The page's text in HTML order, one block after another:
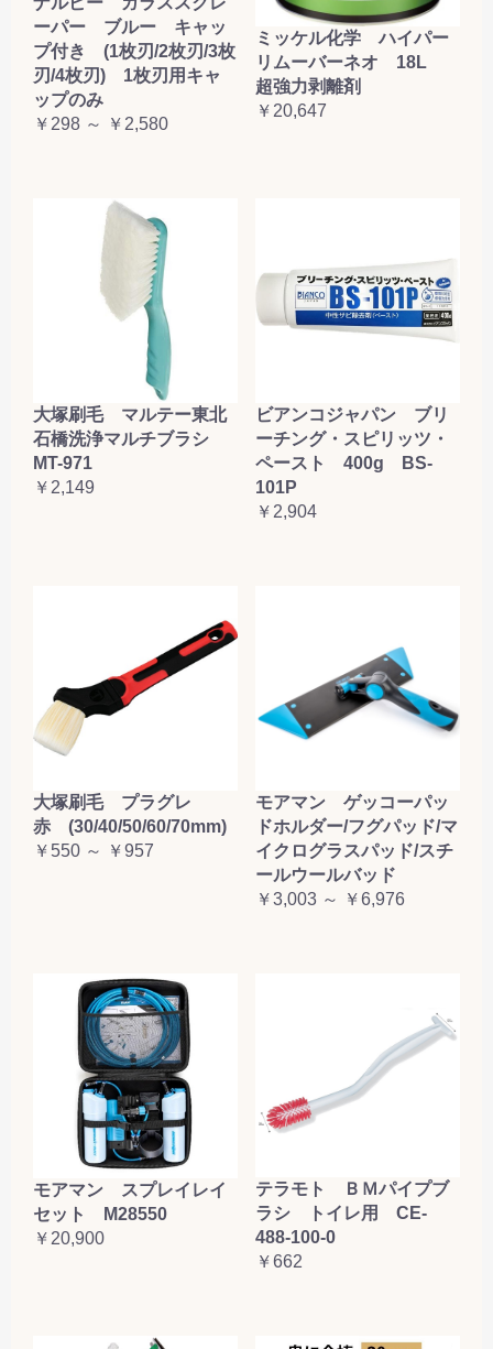
ーパー ブルー キャッ
プ付き (1枚刃/2枚刃/3枚
刃/4枚刃) 1枚刃用キャ
ップのみ
￥298 ～ ￥2,580
ミッケル化学 ハイパー
リムーバーネオ 18L
超強力剥離剤
￥20,647
大塚刷毛 マルテー東北
石橋洗浄マルチブラシ
MT-971
￥2,149
ビアンコジャパン ブリ
ーチング・スピリッツ・
ペースト 400g BS-
101P
￥2,904
大塚刷毛 プラグレ
赤 (30/40/50/60/70mm)
￥550 ～ ￥957
モアマン ゲッコーパッ
ドホルダー/フグパッド/マ
イクログラスパッド/スチ
ールウールバッド
￥3,003 ～ ￥6,976
モアマン スプレイレイ
セット M28550
￥20,900
テラモト ＢＭパイプブ
ラシ トイレ用 CE-
488-100-0
￥662